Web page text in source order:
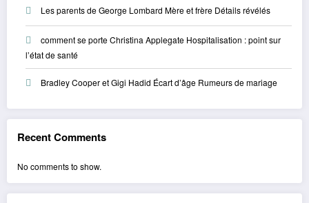
Les parents de George Lombard Mère et frère Détails révélés
comment se porte Christina Applegate Hospitalisation : point sur
l’état de santé
Bradley Cooper et Gigi Hadid Écart d’âge Rumeurs de mariage
Recent Comments
No comments to show.